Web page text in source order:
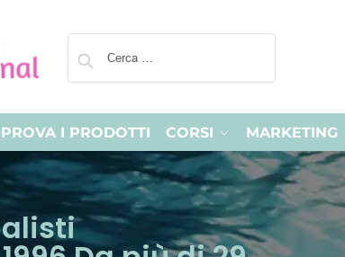
PROVA I PRODOTTI CORSI MARKETING